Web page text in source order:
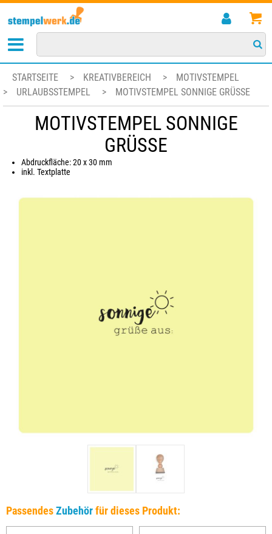
STARTSEITE > KREATIVBEREICH >
MOTIVSTEMPEL
>
URLAUBSSTEMPEL > MOTIVSTEMPEL SONNIGE GRÜSSE
MOTIVSTEMPEL SONNIGE
GRÜSSE
Abdruckfläche: 20 x 30 mm
inkl. Textplatte
PassendesZubehörfür dieses Produkt: